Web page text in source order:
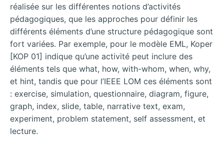
réalisée sur les différentes notions d’activités
pédagogiques, que les approches pour définir les
différents éléments d’une structure pédagogique sont
fort variées. Par exemple, pour le modèle EML, Koper
[KOP 01] indique qu’une activité peut inclure des
éléments tels que what, how, with-whom, when, why,
et hint, tandis que pour l’IEEE LOM ces éléments sont
: exercise, simulation, questionnaire, diagram, figure,
graph, index, slide, table, narrative text, exam,
experiment, problem statement, self assessment, et
lecture.